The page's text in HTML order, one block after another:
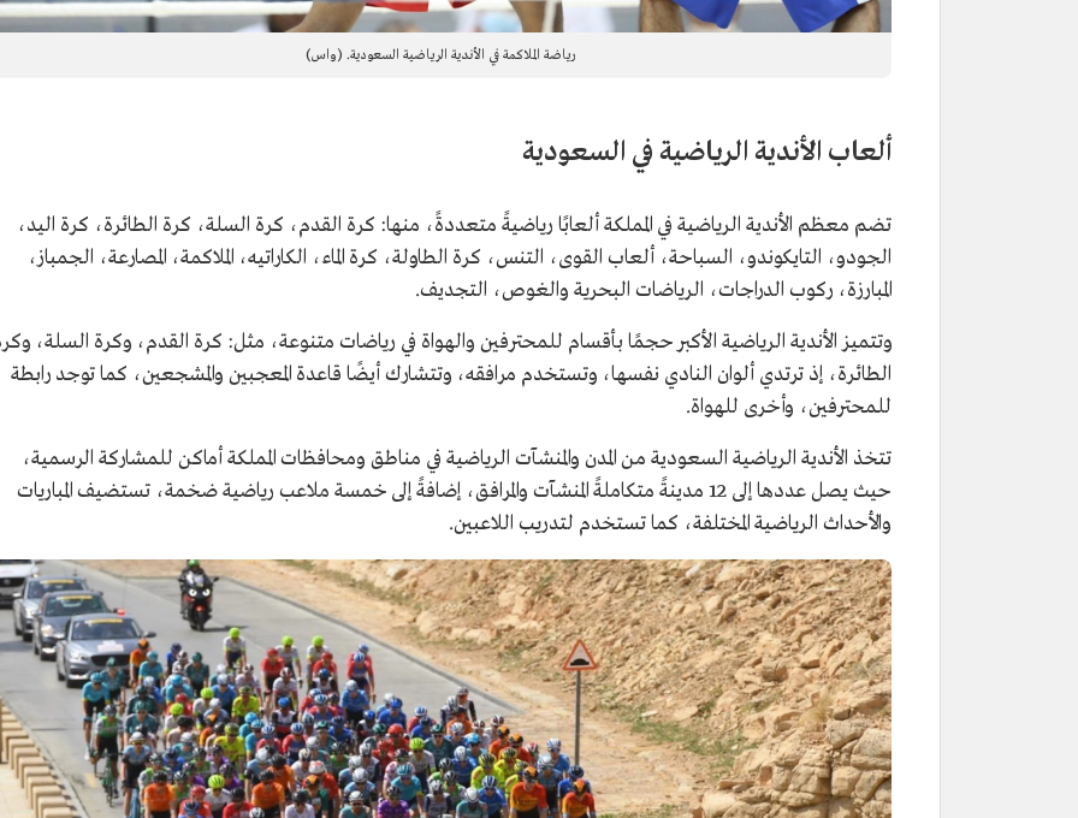
رياضة الملاكمة في الأندية الرياضية السعودية. (واس)
ألعاب الأندية الرياضية في السعودية
تضم معظم الأندية الرياضية في المملكة ألعابًا رياضيةً متعددةً، منها: كرة القدم، كرة السلة، كرة الطائرة، كرة اليد،
الجودو، التايكوندو، السباحة، ألعاب القوى، التنس، كرة الطاولة، كرة الماء، الكاراتيه، الملاكمة، المصارعة، الجمباز،
المبارزة، ركوب الدراجات، الرياضات البحرية والغوص، التجديف.
وتتميز الأندية الرياضية الأكبر حجمًا بأقسام للمحترفين والهواة في رياضات متنوعة، مثل: كرة القدم، وكرة السلة،
الطائرة، إذ ترتدي ألوان النادي نفسها، وتستخدم مرافقه، وتتشارك أيضًا قاعدة المعجبين والمشجعين، كما توجد رابطة
للمحترفين، وأخرى للهواة.
تتخذ الأندية الرياضية السعودية من المدن والمنشآت الرياضية في مناطق ومحافظات المملكة أماكن للمشاركة الرسمية،
حيث يصل عددها إلى 12 مدينةً متكاملةً المنشآت والمرافق، إضافةً إلى خمسة ملاعب رياضية ضخمة، تستضيف المباريات
والأحداث الرياضية المختلفة، كما تستخدم لتدريب اللاعبين.